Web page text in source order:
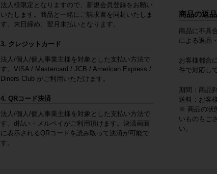
法人様限定となりますので、新規会員登録をお願い
いたします。商品と一緒にご請求書を同封いたしま
す。末日締め、翌月末払いとなります。
3. クレジットカード
法人/個人/個人事業主様を対象とした支払い方法で
す。VISA / Mastercard / JCB / American Express /
Diners Club がご利用いただけます。
4. QRコード決済
法人/個人/個人事業主様を対象とした支払い方法で
す。d払い・メルペイがご利用頂けます。決済画面
に表示されるQRコードを読み取って決済が可能で
す。
商品の返
商品に不具
による返品
お客様都合
件で対応し
期間：商品
送料：お客
※ 商品の状
いものもご
い。